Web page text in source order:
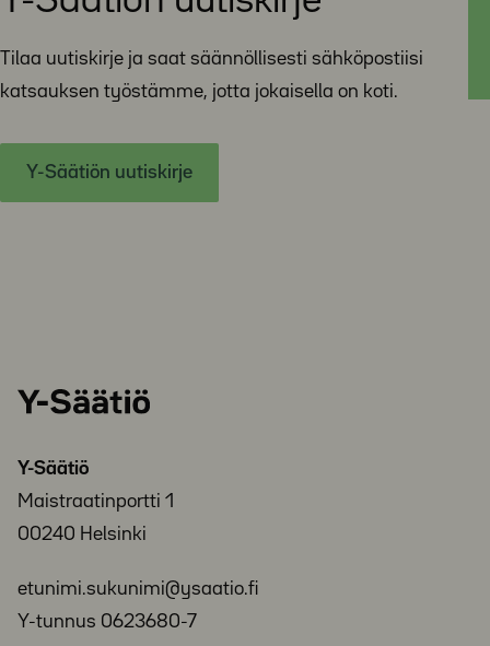
Tilaa uutiskirje ja saat säännöllisesti sähköpostiisi
katsauksen työstämme, jotta jokaisella on koti.
Y-Säätiön uutiskirje
Y-
Y-Säätiö
Maistraatinportti 1
00240 Helsinki
etunimi.sukunimi@ysaatio.fi
Y-tunnus 0623680-7